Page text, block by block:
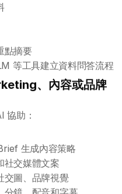
點摘要
等工具建立資料問答流程
、內容或品牌
協助：
生成內容策略
社交媒體文案
交圖、品牌視覺